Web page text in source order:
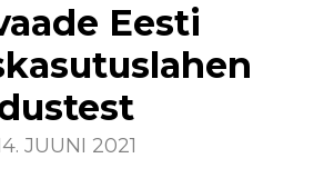
Eesti
JUUNI 2021